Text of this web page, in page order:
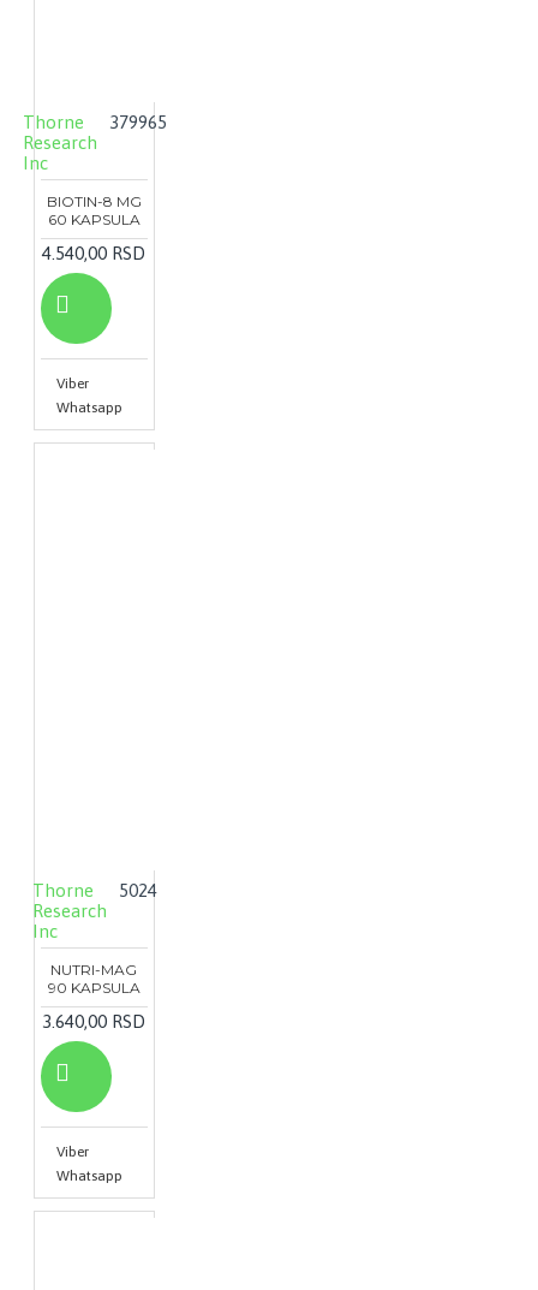
Thorne
Research
Inc
379965
BIOTIN-8 MG
60 KAPSULA
4.540,00 RSD
Viber
Whatsapp
Thorne
Research
Inc
5024
NUTRI-MAG
90 KAPSULA
3.640,00 RSD
Viber
Whatsapp